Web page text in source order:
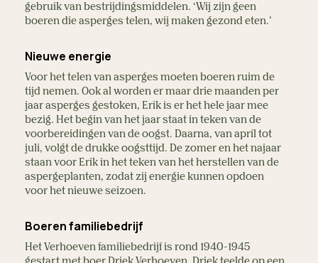
gebruik van bestrijdingsmiddelen. ‘Wij zijn geen
boeren die asperges telen, wij maken gezond eten.’
Nieuwe energie
Voor het telen van asperges moeten boeren ruim de
tijd nemen. Ook al worden er maar drie maanden per
jaar asperges gestoken, Erik is er het hele jaar mee
bezig. Het begin van het jaar staat in teken van de
voorbereidingen van de oogst. Daarna, van april tot
juli, volgt de drukke oogsttijd. De zomer en het najaar
staan voor Erik in het teken van het herstellen van de
aspergeplanten, zodat zij energie kunnen opdoen
voor het nieuwe seizoen.
Boeren familiebedrijf
Het Verhoeven familiebedrijf is rond 1940-1945